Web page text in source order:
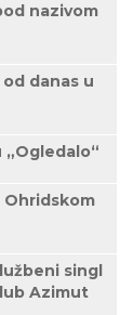
nazivom
danas u
„Ogledalo“
Ohridskom
singl
Azimut